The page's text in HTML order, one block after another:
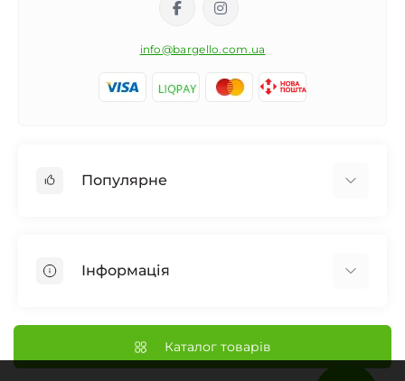
info@bargello.com.ua
Популярне
Унісекс Парфумерія
Автомобільний ароматизатор
Нішева парфумерія
Інформація
Наші Магазини
Доставка та Оплата
Каталог товарів